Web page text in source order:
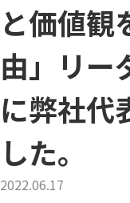
と価値観
由」リー
に弊社代
した。
2022.06.17